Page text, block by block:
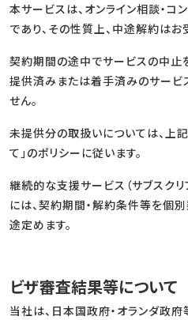
本サービスは、オンライン相談・コ
であり、その性質上、中途解約はお
契約期間の途中でサービスの中止
提供済みまたは着手済みのサービ
せん。
未提供分の取扱いについては、上記
て」のポリシーに従います。
継続的な支援サービス（サブスク
には、契約期間・解約条件等を個
途定めます。
ビザ審査結果等について
当社は、日本国政府・オランダ政